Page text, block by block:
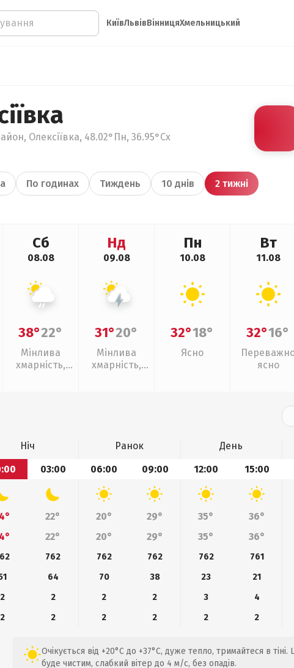
КиївЛьвівВінницяХмельницький
Олексіївка, 48.02°Пн, 36.95°Сх
По годинах Тиждень 10 днів 2 тижні
Сб
08.08
38°22°
Мінлива
хмарність,
Нд
09.08
31°20°
Мінлива
хмарність,
Пн
10.08
32°18°
Ясно
Вт
11.08
32°16°
ясно
Ніч Ранок День
03:00 06:00 09:00 12:00 15:00
22° 20° 29° 35° 36°
22° 20° 29° 35° 36°
762 762 762 762 761
64 70 38 23 21
2
2 2 2 3 4
2
2 2 2 2 2
Очікується від +20°C до +37°C, дуже тепло, тримайтеся в
буде чистим, слабкий вітер до 4 м/с, без опадів.